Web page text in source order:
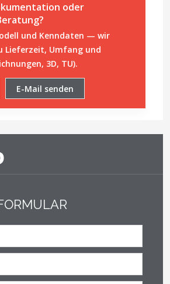
oder
und Kenndaten — wir
Lieferzeit, Umfang und
3D, TU).
E-Mail senden